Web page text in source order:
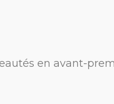
en avant-